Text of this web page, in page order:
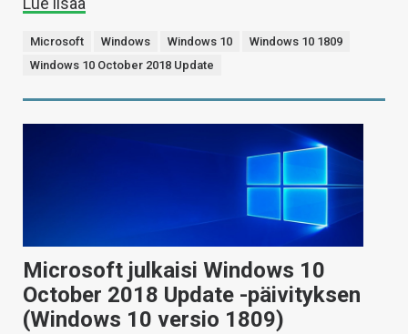
Microsoft Windows Windows 10
Windows 10 1809
Windows 10 October 2018 Update
Microsoft julkaisi Windows 10
October 2018 Update -päivityksen
(Windows 10 versio 1809)